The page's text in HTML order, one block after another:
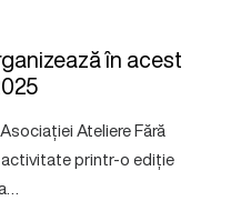
în acest
Ateliere Fără
activitate printr-o ediție